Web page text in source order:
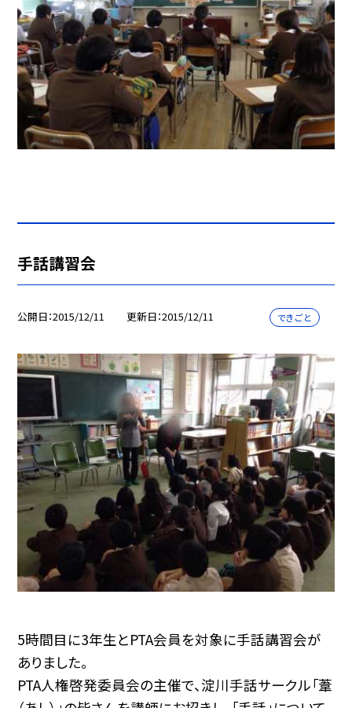
手話講習会
公開日 2015/12/11 更新日 2015/12/11 できごと
5時間目に3年生とPTA会員を対象に手話講習会が
ありました。
PTA人権啓発委員会の主催で、淀川手話サークル「葦